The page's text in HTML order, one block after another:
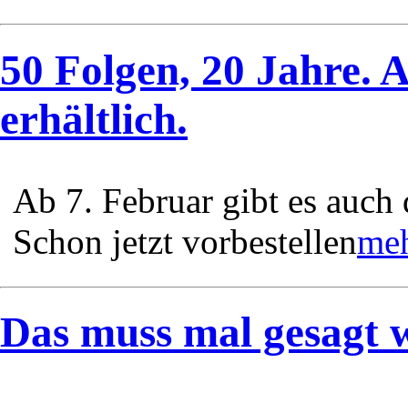
50 Folgen, 20 Jahre.
erhältlich.
Ab 7. Februar gibt es
Schon jetzt vorbestellen
Das muss mal gesagt